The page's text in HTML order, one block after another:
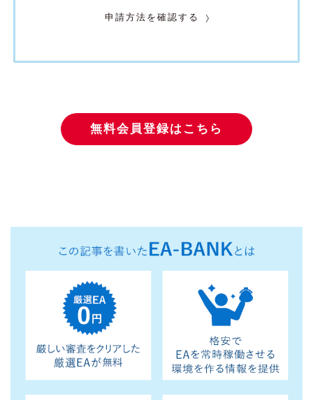
申請方法を確認する
無料会員登録はこちら